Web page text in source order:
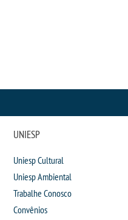
UNIESP
Uniesp Cultural
Uniesp Ambiental
Trabalhe Conosco
Convênios